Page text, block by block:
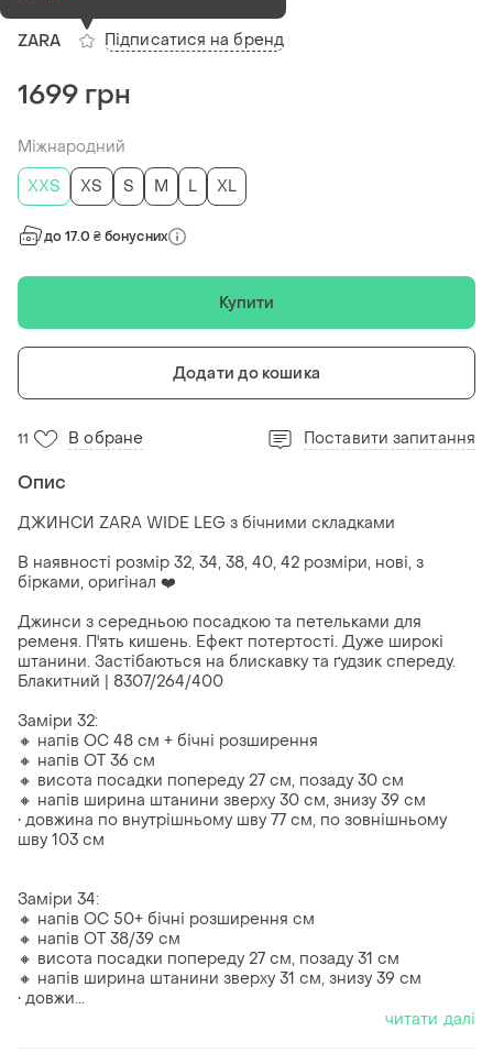
ZARA Підписатися на бренд
1699 грн
Міжнародний
XХS
XS S M L XL
до 17.0 ₴ бонусних
Купити
Додати до кошика
11 В обране Поставити запитання
Опис
ДЖИНСИ ZARA WIDE LEG з бічними складками
В наявності розмір 32, 34, 38, 40, 42 розміри, нові, з
бірками, оригінал ❤️
Джинси з середньою посадкою та петельками для
ременя. П'ять кишень. Ефект потертості. Дуже широкі
штанини. Застібаються на блискавку та ґудзик спереду.
Блакитний | 8307/264/400
Заміри 32:
🔸 напів ОС 48 см + бічні розширення
🔸 напів ОТ 36 см
🔸 висота посадки попереду 27 см, позаду 30 см
🔸 напів ширина штанини зверху 30 см, знизу 39 см
• довжина по внутрішньому шву 77 см, по зовнішньому
шву 103 см
Заміри 34:
🔸 напів ОС 50+ бічні розширення см
🔸 напів ОТ 38/39 см
🔸 висота посадки попереду 27 см, позаду 31 см
🔸 напів ширина штанини зверху 31 см, знизу 39 см
• довжи...
читати далі